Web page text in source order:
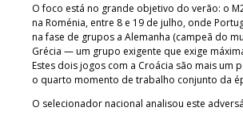
O foco está no grande objetivo do verão: o
na Roménia, entre 8 e 19 de julho, onde
na fase de grupos a Alemanha (campeã do
Grécia — um grupo exigente que exige
Estes dois jogos com a Croácia são mais um
o quarto momento de trabalho conjunto da
O selecionador nacional analisou este